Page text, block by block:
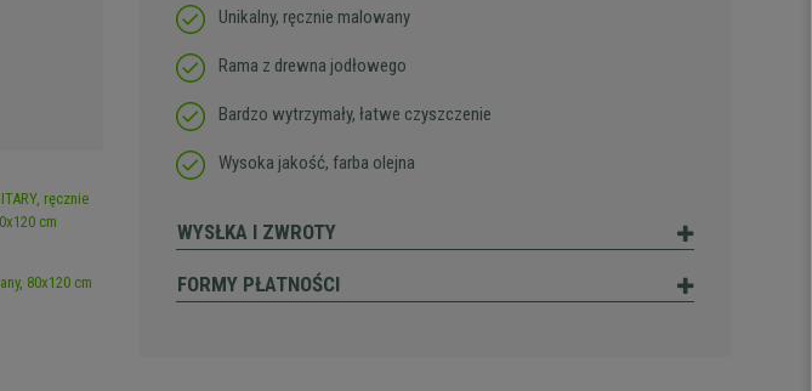
Unikalny, ręcznie malowany
Rama z drewna jodłowego
Bardzo wytrzymały, łatwe czyszczenie
Wysoka jakość, farba olejna
WYSŁKA I ZWROTY
FORMY PŁATNOŚCI